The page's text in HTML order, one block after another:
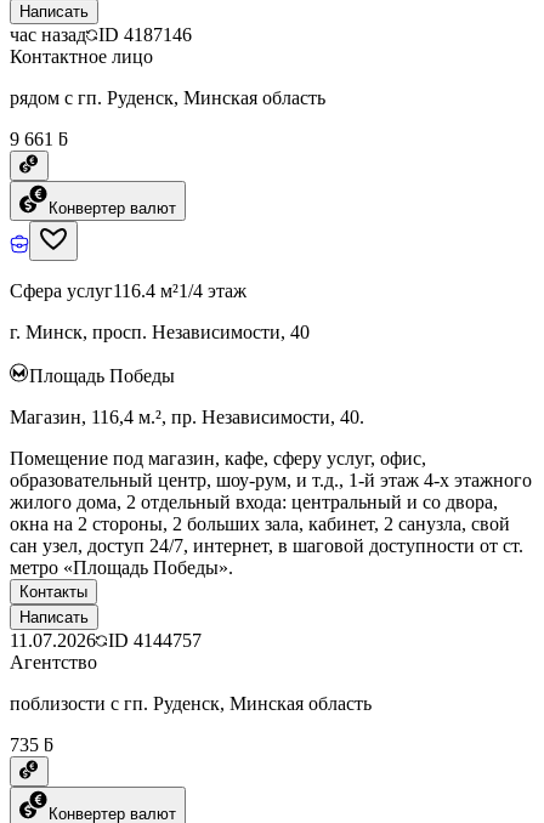
Написать
час назад ID 4187146
Контактное лицо
рядом с гп. Руденск, Минская область
9 661 ƃ
Конвертер валют
Сфера услуг116.4 м²1/4 этаж
г. Минск, просп. Независимости, 40
Площадь Победы
Магазин, 116,4 м.², пр. Независимости, 40.
Помещение под магазин, кафе, сферу услуг, офис,
образовательный центр, шоу-рум, и т.д., 1-й этаж 4-х этажного
жилого дома, 2 отдельный входа: центральный и со двора,
окна на 2 стороны, 2 больших зала, кабинет, 2 санузла, свой
сан узел, доступ 24/7, интернет, в шаговой доступности от ст.
метро «Площадь Победы».
Контакты
Написать
11.07.2026 ID 4144757
Агентство
поблизости с гп. Руденск, Минская область
735 ƃ
Конвертер валют